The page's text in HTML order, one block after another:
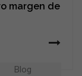
Blog
margen de